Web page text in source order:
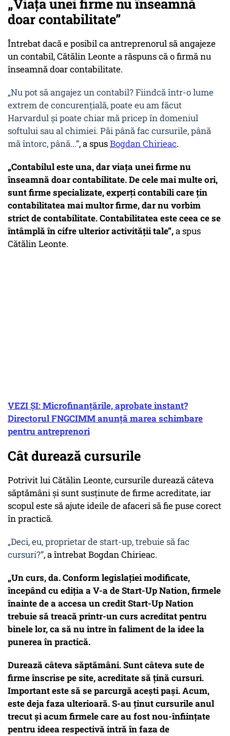
„Viața unei firme nu înseamnă
doar contabilitate”
Întrebat dacă e posibil ca antreprenorul să angajeze
un contabil, Cătălin Leonte a răspuns că o firmă nu
înseamnă doar contabilitate.
„Nu pot să angajez un contabil? Fiindcă într-o lume
extrem de concurențială, poate eu am făcut
Harvardul și poate chiar mă pricep în domeniul
softului sau al chimiei. Păi până fac cursurile, până
mă întorc, până...”, a spusBogdan Chirieac.
„Contabilul este una, dar viața unei firme nu
înseamnă doar contabilitate. De cele mai multe ori,
sunt firme specializate, experți contabili care țin
contabilitatea mai multor firme, dar nu vorbim
strict de contabilitate. Contabilitatea este ceea ce se
întâmplă în cifre ulterior activității tale”,a spus
Cătălin Leonte.
VEZI ȘI: Microfinanţările, aprobate instant?
Directorul FNGCIMM anunţă marea schimbare
pentru antreprenori
Cât durează cursurile
Potrivit lui Cătălin Leonte, cursurile durează câteva
săptămâni și sunt susținute de firme acreditate, iar
scopul este să ajute ideile de afaceri să fie puse corect
în practică.
„Deci, eu, proprietar de start-up, trebuie să fac
cursuri?”, a întrebat Bogdan Chirieac.
„Un curs, da. Conform legislației modificate,
începând cu ediția a V-a de Start-Up Nation, firmele
înainte de a accesa un credit Start-Up Nation
trebuie să treacă printr-un curs acreditat pentru
binele lor, ca să nu intre în faliment de la idee la
punerea în practică.
Durează câteva săptămâni. Sunt câteva sute de
firme înscrise pe site, acreditate să țină cursuri.
Important este să se parcurgă acești pași. Acum,
este deja faza ulterioară. S-au ținut cursurile anul
trecut și acum firmele care au fost nou-înființate
pentru ideea respectivă intră în faza de